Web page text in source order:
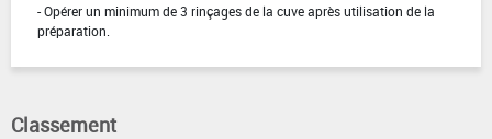
- Opérer un minimum de 3 rinçages de la cuve après utilisation de la
préparation.
Classement